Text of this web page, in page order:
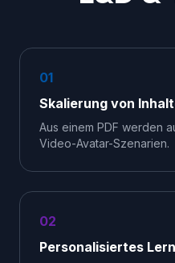
01
Skalierung von
Aus einem PDF werden
Video-Avatar-Szenarien.
02
Personalisiertes